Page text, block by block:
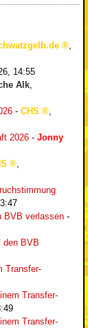
,
14:55
Alk,
- CHS
,
2026 - Jonny
,
BVB verlassen -
den BVB
Transfer-
Transfer-
Transfer-